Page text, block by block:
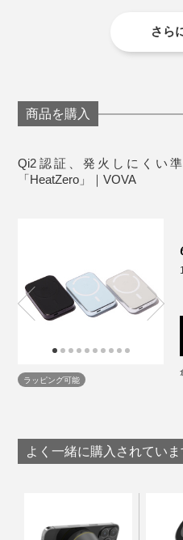
外側には、UL94（米国UL
グレード(V0)のポリカーボ
日本国内の安全基準に適合
大きさは名刺サイズ程度、
なめらかな曲線フォルムと
イン。デバイスとの接地面
めつきです。
結果的に廃棄物を減らし、
繋がる選択でもあると思い
出力（USB-C）：5V
1.67A (最大 20W)
対応急速充電規格：Qi2 /
本体充電時間：約1.5時
ター使用時）
充放電サイクル：1000
本体素材：ABS、難燃
ド)、リキッドシリコン
【対応機種】
ワイヤレス充電対応ス
USB-C充電対応スマー
さら
商品を購入
Qi2認証、発火しにくい
「HeatZero」｜VOVA
ラッピング可能
よく一緒に購入されていま